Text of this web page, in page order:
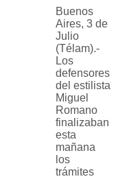
Buenos
Aires, 3 de
Julio
(Télam).-
Los
defensores
del estilista
Miguel
Romano
finalizaban
esta
mañana
los
trámites